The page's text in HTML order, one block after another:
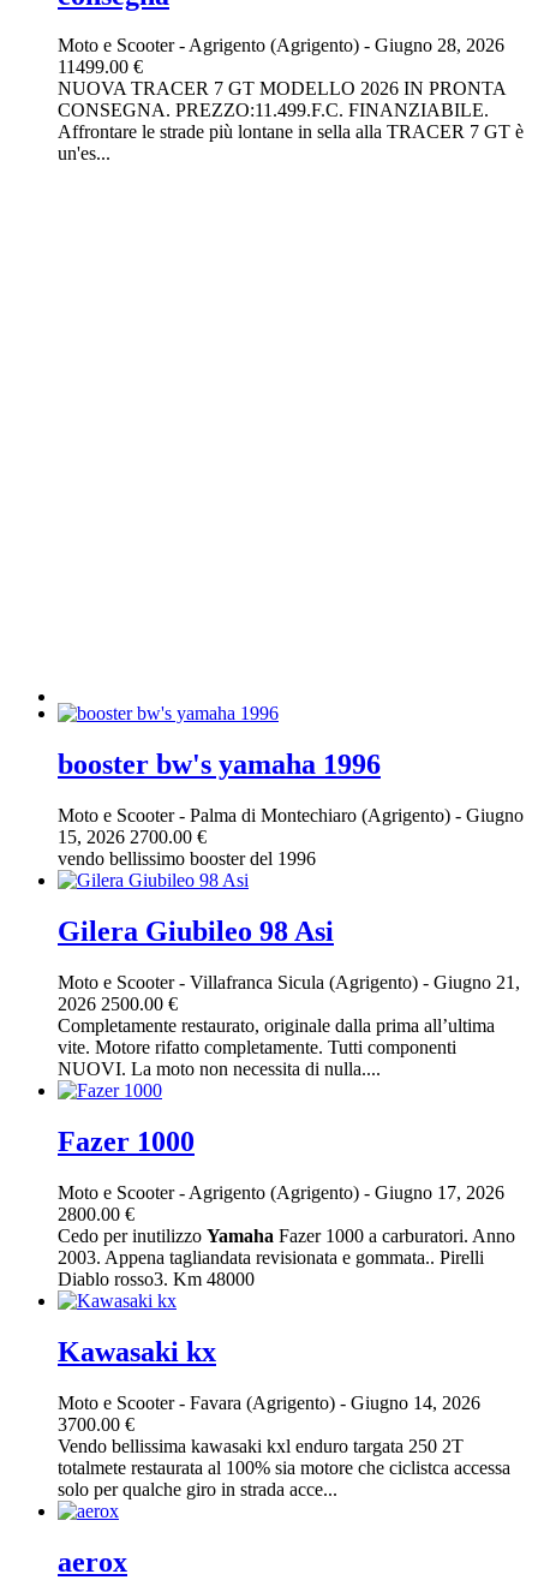
Moto e Scooter-Agrigento (Agrigento) - Giugno 28, 2026
11499.00 €
NUOVA TRACER 7 GT MODELLO 2026 IN PRONTA
CONSEGNA. PREZZO:11.499.F.C. FINANZIABILE.
Affrontare le strade più lontane in sella alla TRACER 7 GT è
un'es...
booster bw's yamaha 1996
Moto e Scooter- Palma di Montechiaro (Agrigento) - Giugno
15, 2026 2700.00 €
vendo bellissimo booster del 1996
Gilera Giubileo 98 Asi
Moto e Scooter- Villafranca Sicula (Agrigento) - Giugno 21,
2026 2500.00 €
Completamente restaurato, originale dalla prima all’ultima
vite. Motore rifatto completamente. Tutti componenti
NUOVI. La moto non necessita di nulla....
Fazer 1000
Moto e Scooter- Agrigento (Agrigento) - Giugno 17, 2026
2800.00 €
Cedo per inutilizzo Yamaha Fazer 1000 a carburatori. Anno
2003. Appena tagliandata revisionata e gommata.. Pirelli
Diablo rosso3. Km 48000
Kawasaki kx
Moto e Scooter- Favara (Agrigento) - Giugno 14, 2026
3700.00 €
Vendo bellissima kawasaki kxl enduro targata 250 2T
totalmete restaurata al 100% sia motore che ciclistca accessa
solo per qualche giro in strada acce...
aerox